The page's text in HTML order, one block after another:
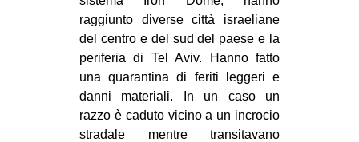
EUROPA
MEDIO ORIENTE
MONDO
EVENTI
raggiunto diverse città israeliane
del centro e del sud del paese e la
periferia di Tel Aviv. Hanno fatto
una quarantina di feriti leggeri e
danni materiali. In un caso un
razzo è caduto vicino a un incrocio
stradale mentre transitavano